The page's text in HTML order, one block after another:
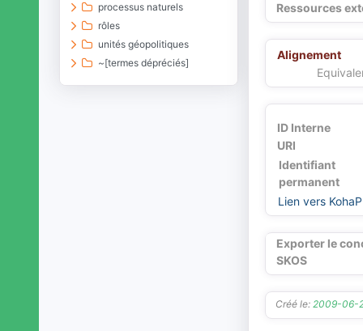
processus naturels
rôles
unités géopolitiques
~[termes dépréciés]
Ressources
Alignement
ID Interne
URI
Identifiant
permanent
Lien vers
Exporter le
SKOS
Créé le: 2009-06-